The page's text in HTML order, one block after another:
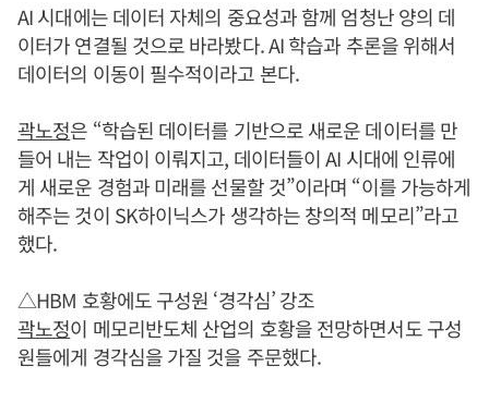
AI 시대에는 데이터 자체의 중요성과 함께 엄청난 양의 데
이터가 연결될 것으로 바라봤다. AI 학습과 추론을 위해서
데이터의 이동이 필수적이라고 본다.
곽노정은 “학습된 데이터를 기반으로 새로운 데이터를 만
들어 내는 작업이 이뤄지고, 데이터들이 AI 시대에 인류에
게 새로운 경험과 미래를 선물할 것”이라며 “이를 가능하게
해주는 것이 SK하이닉스가 생각하는 창의적 메모리”라고
했다.
△HBM 호황에도 구성원 ‘경각심’ 강조
곽노정이 메모리반도체 산업의 호황을 전망하면서도 구성
원들에게 경각심을 가질 것을 주문했다.